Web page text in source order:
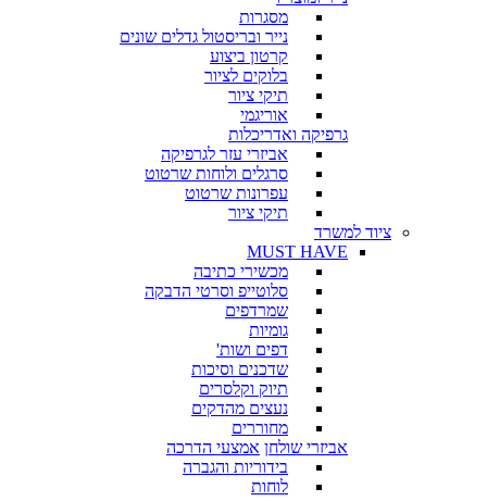
מסגרות
נייר ובריסטול גדלים שונים
קרטון ביצוע
בלוקים לציור
תיקי ציור
אוריגמי
גרפיקה ואדריכלות
אביזרי עזר לגרפיקה
סרגלים ולוחות שרטוט
עפרונות שרטוט
תיקי ציור
ציוד למשרד
MUST HAVE
מכשירי כתיבה
סלוטייפ וסרטי הדבקה
שמרדפים
גומיות
דפים ושות'
שדכנים וסיכות
תיוק וקלסרים
נעצים מהדקים
מחוררים
אביזרי שולחן אמצעי הדרכה
בידוריות והגברה
לוחות